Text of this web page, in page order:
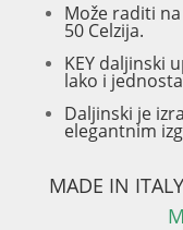
Može raditi
50 Celzija.
KEY daljinski
lako i
Daljinski je
elegantnim
MADE IN